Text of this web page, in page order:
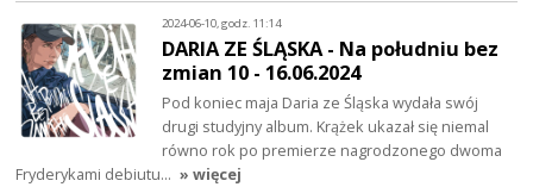
2024-06-10, godz. 11:14
DARIA ZE ŚLĄSKA - Na południu bez
zmian 10 - 16.06.2024
Pod koniec maja Daria ze Śląska wydała swój
drugi studyjny album. Krążek ukazał się niemal
równo rok po premierze nagrodzonego dwoma
Fryderykami debiutu… » więcej